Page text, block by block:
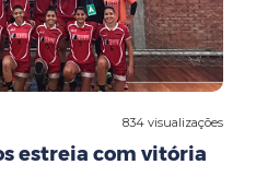
834 visualizações
estreia com vitória